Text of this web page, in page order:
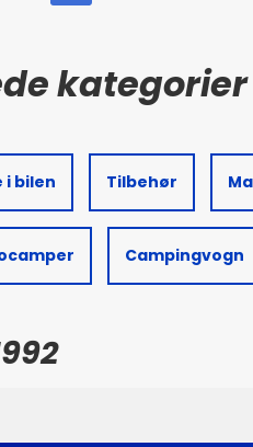
i bilen Tilbehør
Campingvogn